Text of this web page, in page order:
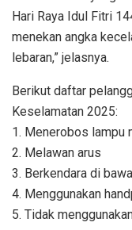
Hari Raya Idul Fitri
menekan angka
lebaran,” jelasnya.
Berikut daftar
Keselamatan 2025:
1. Menerobos lampu
2. Melawan arus
3. Berkendara di
4. Menggunakan
5. Tidak